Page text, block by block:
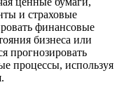
и страховые
финансовые
бизнеса или
прогнозировать
процессы, используя